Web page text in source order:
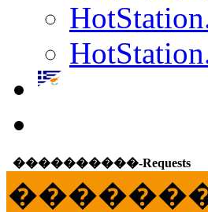
����������-Requests